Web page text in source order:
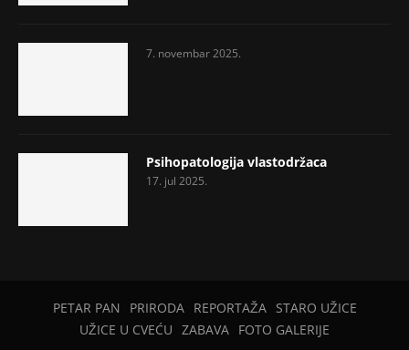
7. novembar 2025.
Psihopatologija vlastodržaca
17. jul 2025.
PETAR PAN PRIRODA REPORTAŽA
STARO UŽICE
UŽICE U CVEĆU ZABAVA FOTO GALERIJE